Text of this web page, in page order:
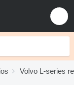
Volvo L-series